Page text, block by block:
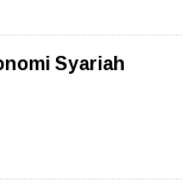
Syariah